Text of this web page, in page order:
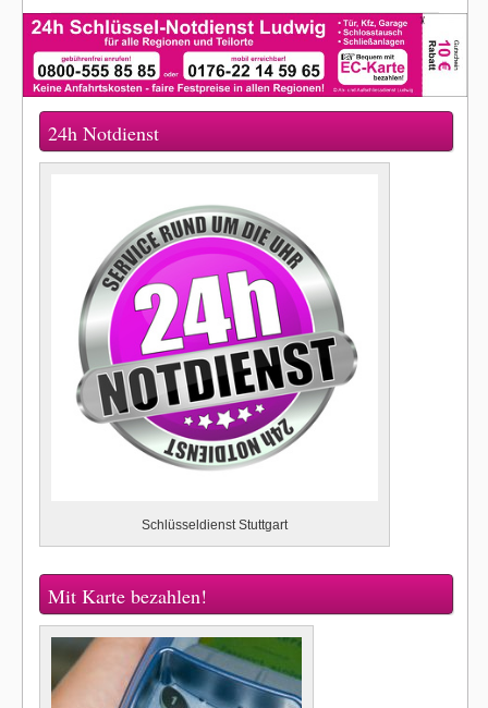
24h Notdienst
Schlüsseldienst Stuttgart
Mit Karte bezahlen!